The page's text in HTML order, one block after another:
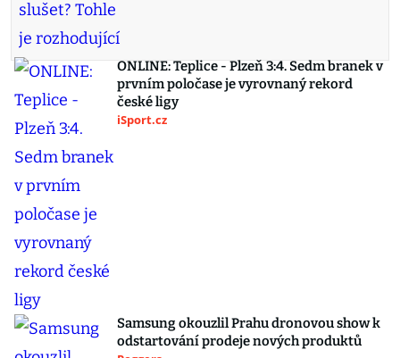
ONLINE: Teplice - Plzeň 3:4. Sedm branek v
prvním poločase je vyrovnaný rekord
české ligy
iSport.cz
Samsung okouzlil Prahu dronovou show k
odstartování prodeje nových produktů